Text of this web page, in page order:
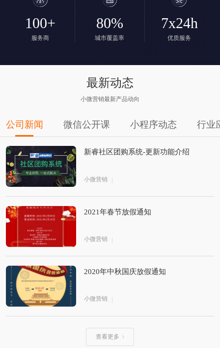
100+
服务商
80%
城市覆盖率
7x24h
优质服务
最新动态
小微营销最新产品动向
公司新闻 微信公开课 小程序动态 行业
新睿社区团购系统-更新功能介绍
小微营销
2021年春节放假通知
小微营销
2020年中秋国庆放假通知
小微营销
查看更多